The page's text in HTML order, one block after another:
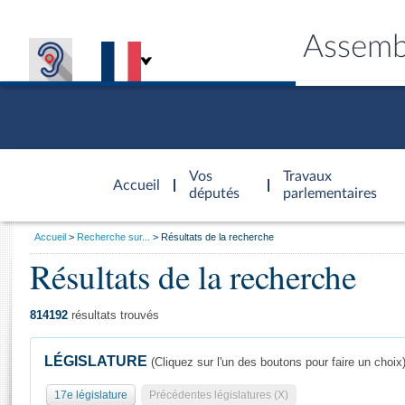
Accueil
d'accueil
Vos
députés
Travaux
parlementaires
Général
Vous
Accueil Recherche sur... Résultats de la recherche
Résultats de la recherche
814192 résultats trouvés
LÉGISLATURE (Cliquez sur l'un des boutons pour faire un choix)
17e législature Précédentes législatures (X)